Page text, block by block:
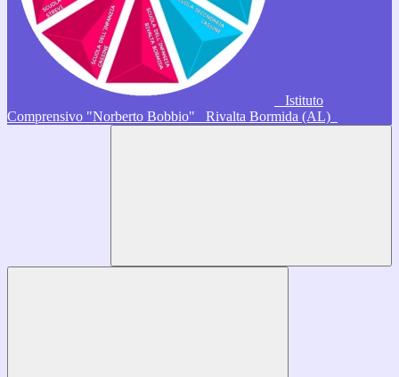
Istituto
Comprensivo "Norberto Bobbio"
Rivalta Bormida (AL)